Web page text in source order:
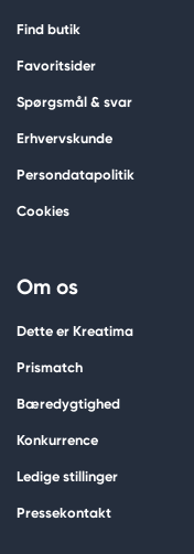
Find butik
Favoritsider
Spørgsmål & svar
Erhvervskunde
Persondatapolitik
Cookies
Om os
Dette er Kreatima
Prismatch
Bæredygtighed
Konkurrence
Ledige stillinger
Pressekontakt